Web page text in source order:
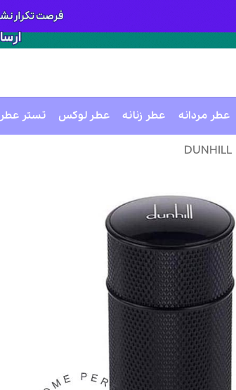
عطر مردانه عطر زنانه عطر لوکس تستر عطر
DUNHILL